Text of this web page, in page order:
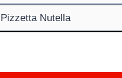
Pizzetta Nutella